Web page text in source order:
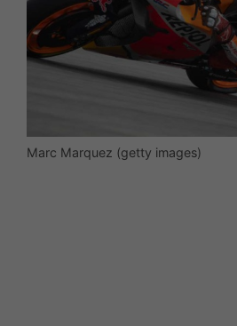
Marc Marquez (getty images)